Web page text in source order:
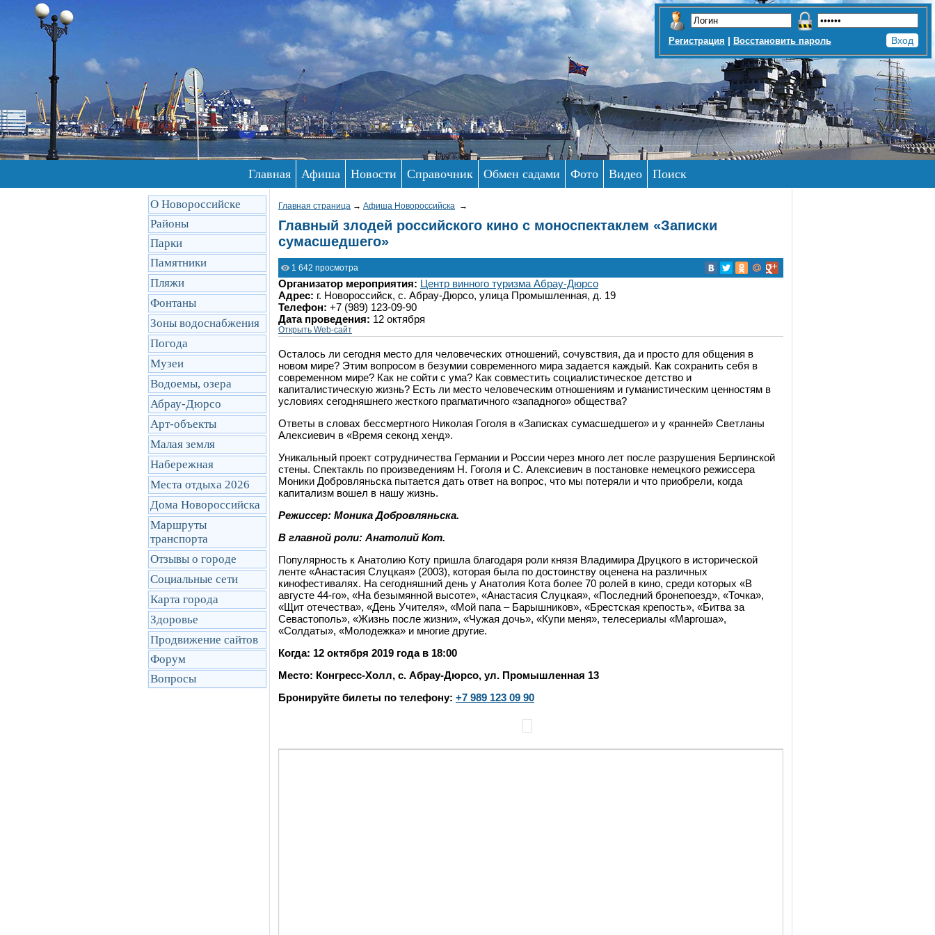
Регистрация | Восстановить пароль
Главная Афиша Новости Справочник Обмен садами Фото Видео Поиск
О Новороссийске
Районы
Парки
Памятники
Пляжи
Фонтаны
Зоны водоснабжения
Погода
Музеи
Водоемы, озера
Абрау-Дюрсо
Арт-объекты
Малая земля
Набережная
Места отдыха 2026
Дома Новороссийска
Маршруты
транcпорта
Отзывы о городе
Социальные сети
Карта города
Здоровье
Продвижение сайтов
Форум
Вопросы
Главная страница → Афиша Новороссийска →
Главный злодей российского кино с моноспектаклем «Записки
сумасшедшего»
1 642 просмотра
Организатор мероприятия: Центр винного туризма Абрау-Дюрсо
Адрес: г. Новороссийск, с. Абрау-Дюрсо, улица Промышленная, д. 19
Телефон: +7 (989) 123-09-90
Дата проведения: 12 октября
Открыть Web-сайт
Осталось ли сегодня место для человеческих отношений, сочувствия, да и просто для общения в
новом мире? Этим вопросом в безумии современного мира задается каждый. Как сохранить себя в
современном мире? Как не сойти с ума? Как совместить социалистическое детство и
капиталистическую жизнь? Есть ли место человеческим отношениям и гуманистическим ценностям в
условиях сегодняшнего жесткого прагматичного «западного» общества?
Ответы в словах бессмертного Николая Гоголя в «Записках сумасшедшего» и у «ранней» Светланы
Алексиевич в «Время секонд хенд».
Уникальный проект сотрудничества Германии и России через много лет после разрушения Берлинской
стены. Спектакль по произведениям Н. Гоголя и С. Алексиевич в постановке немецкого режиссера
Моники Добровляньска пытается дать ответ на вопрос, что мы потеряли и что приобрели, когда
капитализм вошел в нашу жизнь.
Режиссер: Моника Добровляньска.
В главной роли: Анатолий Кот.
Популярность к Анатолию Коту пришла благодаря роли князя Владимира Друцкого в исторической
ленте «Анастасия Слуцкая» (2003), которая была по достоинству оценена на различных
кинофестивалях. На сегодняшний день у Анатолия Кота более 70 ролей в кино, среди которых «В
августе 44-го», «На безымянной высоте», «Анастасия Слуцкая», «Последний бронепоезд», «Точка»,
«Щит отечества», «День Учителя», «Мой папа – Барышников», «Брестская крепость», «Битва за
Севастополь», «Жизнь после жизни», «Чужая дочь», «Купи меня», телесериалы «Маргоша»,
«Солдаты», «Молодежка» и многие другие.
Когда: 12 октября 2019 года в 18:00
Место: Конгресс-Холл, с. Абрау-Дюрсо, ул. Промышленная 13
Бронируйте билеты по телефону: +7 989 123 09 90